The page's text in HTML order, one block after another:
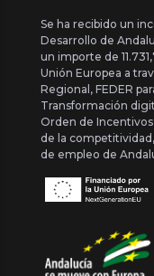
Se ha recibido un
Desarrollo de
un importe de
Unión Europea a
Regional, FEDER
Transformación
Orden de
de la
de empleo de